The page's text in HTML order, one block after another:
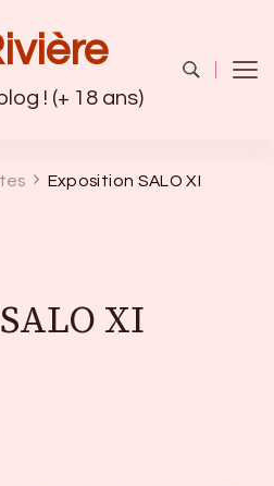
! (+ 18 ans)
Exposition SALO XI
XI